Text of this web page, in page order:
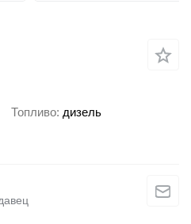
Топливо дизель